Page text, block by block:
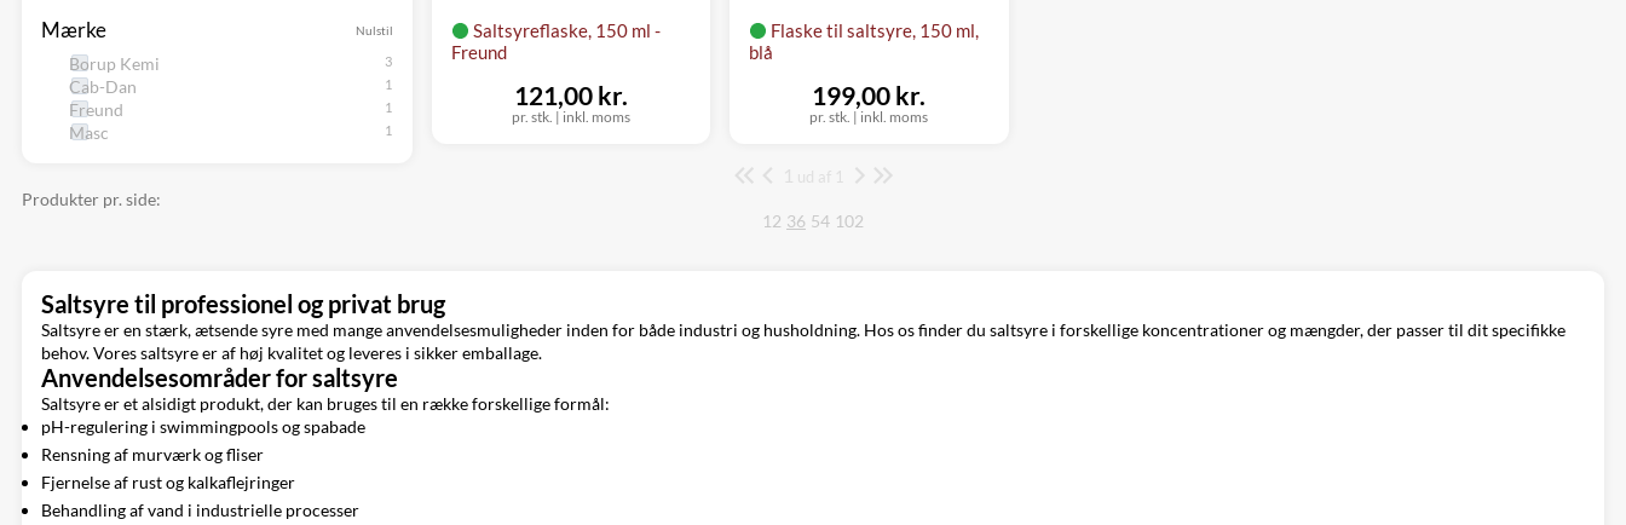
Nulstil
Mærke
Borup Kemi
Cab-Dan
Freund
Masc
Saltsyreflaske, 150 ml -
Freund
pr. stk. | inkl. moms
121,00 kr.
Flaske til saltsyre, 150 ml,
blå
pr. stk. | inkl. moms
199,00 kr.
Side
1 ud af 1
Produkter pr. side:
12 36 54 102
Saltsyre til professionel og privat brug
Saltsyre er en stærk, ætsende syre med mange anvendelsesmuligheder inden for både industri og husholdning. Hos os finder du saltsyre i forskellige koncentrationer og mængder, der passer til dit specifikke
behov. Vores saltsyre er af høj kvalitet og leveres i sikker emballage.
Anvendelsesområder for saltsyre
Saltsyre er et alsidigt produkt, der kan bruges til en række forskellige formål:
pH-regulering i swimmingpools og spabade
Rensning af murværk og fliser
Fjernelse af rust og kalkaflejringer
Behandling af vand i industrielle processer